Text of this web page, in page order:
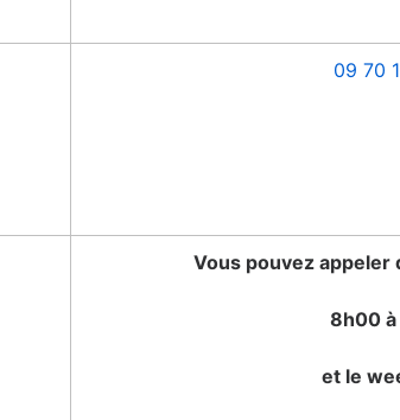
09 70
Vous pouvez appeler
8h00
et le